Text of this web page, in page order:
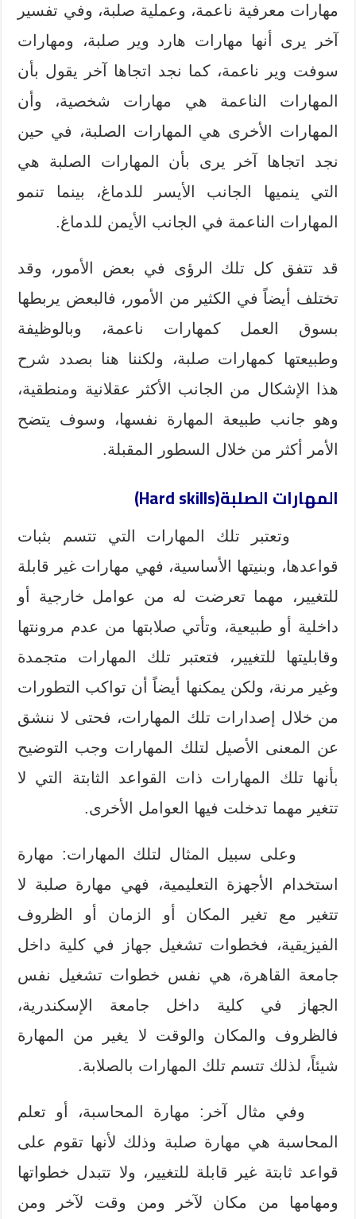
مهارات معرفية ناعمة، وعملية صلبة، وفي تفسير
آخر يرى أنها مهارات هارد وير صلبة، ومهارات
سوفت وير ناعمة، كما نجد اتجاها آخر يقول بأن
المهارات الناعمة هي مهارات شخصية، وأن
المهارات الأخرى هي المهارات الصلبة، في حين
نجد اتجاها آخر يرى بأن المهارات الصلبة هي
التي ينميها الجانب الأيسر للدماغ، بينما تنمو
المهارات الناعمة في الجانب الأيمن للدماغ.
قد تتفق كل تلك الرؤى في بعض الأمور، وقد
تختلف أيضاً في الكثير من الأمور، فالبعض يربطها
بسوق العمل كمهارات ناعمة، وبالوظيفة
وطبيعتها كمهارات صلبة، ولكننا هنا بصدد شرح
هذا الإشكال من الجانب الأكثر عقلانية ومنطقية،
وهو جانب طبيعة المهارة نفسها، وسوف يتضح
الأمر أكثر من خلال السطور المقبلة.
المهارات الصلبة(Hard skills)
وتعتبر تلك المهارات التي تتسم بثبات
قواعدها، وبنيتها الأساسية، فهي مهارات غير قابلة
للتغيير، مهما تعرضت له من عوامل خارجية أو
داخلية أو طبيعية، وتأتي صلابتها من عدم مرونتها
وقابليتها للتغيير، فتعتبر تلك المهارات متجمدة
وغير مرنة، ولكن يمكنها أيضاً أن تواكب التطورات
من خلال إصدارات تلك المهارات، فحتى لا ننشق
عن المعنى الأصيل لتلك المهارات وجب التوضيح
بأنها تلك المهارات ذات القواعد الثابتة التي لا
تتغير مهما تدخلت فيها العوامل الأخرى.
وعلى سبيل المثال لتلك المهارات: مهارة
استخدام الأجهزة التعليمية، فهي مهارة صلبة لا
تتغير مع تغير المكان أو الزمان أو الظروف
الفيزيقية، فخطوات تشغيل جهاز في كلية داخل
جامعة القاهرة، هي نفس خطوات تشغيل نفس
الجهاز في كلية داخل جامعة الإسكندرية،
فالظروف والمكان والوقت لا يغير من المهارة
شيئاً، لذلك تتسم تلك المهارات بالصلابة.
وفي مثال آخر: مهارة المحاسبة، أو تعلم
المحاسبة هي مهارة صلبة وذلك لأنها تقوم على
قواعد ثابتة غير قابلة للتغيير، ولا تتبدل خطواتها
ومهامها من مكان لآخر ومن وقت لآخر ومن